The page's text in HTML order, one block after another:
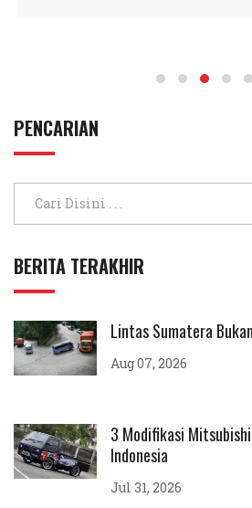
PENCARIAN
BERITA TERAKHIR
Lintas Sumatera
Aug 07, 2026
3 Modifikasi
Indonesia
Jul 31, 2026